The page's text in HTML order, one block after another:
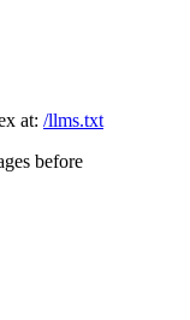
at: /llms.txt
before